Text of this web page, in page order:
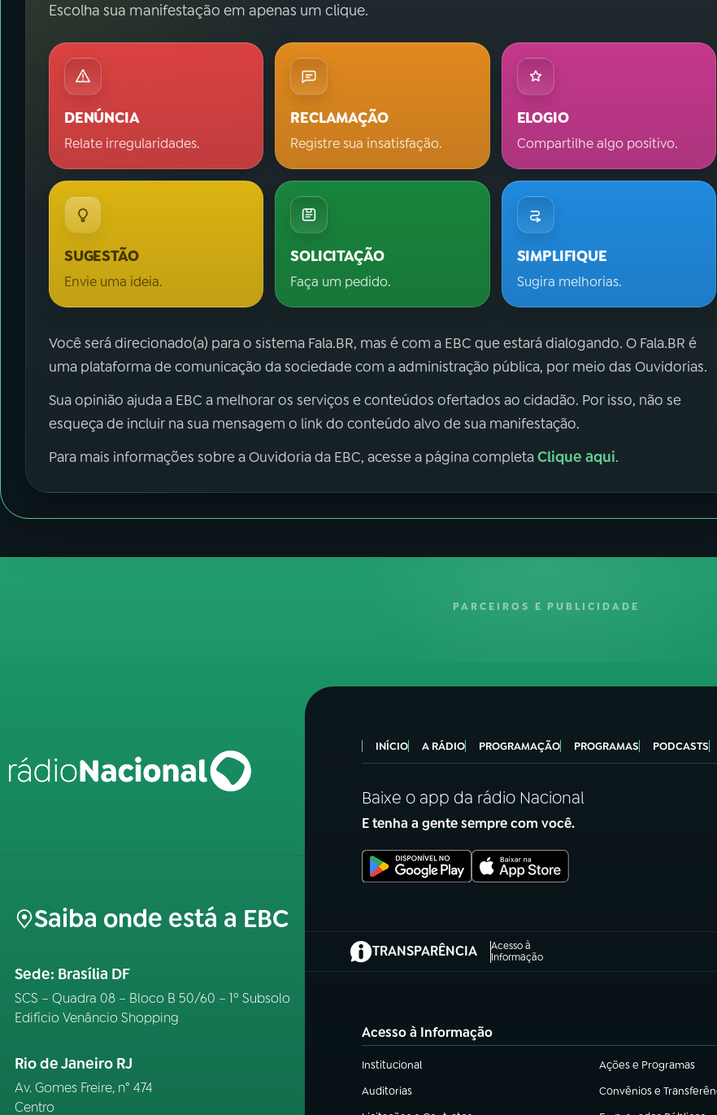
Escolha sua manifestação em apenas um clique.
DENÚNCIA
Relate irregularidades.
RECLAMAÇÃO
Registre sua insatisfação.
ELOGIO
Compartilhe algo positivo.
SUGESTÃO
Envie uma ideia.
SOLICITAÇÃO
Faça um pedido.
SIMPLIFIQUE
Sugira melhorias.
Você será direcionado(a) para o sistema Fala.BR, mas é com a EBC que estará dialogando. O Fala.BR é
uma plataforma de comunicação da sociedade com a administração pública, por meio das Ouvidorias.
Sua opinião ajuda a EBC a melhorar os serviços e conteúdos ofertados ao cidadão. Por isso, não se
esqueça de incluir na sua mensagem o link do conteúdo alvo de sua manifestação.
Para mais informações sobre a Ouvidoria da EBC, acesse a página completaClique aqui.
PARCEIROS E PUBLICIDADE
Saiba onde está a EBC
Sede: Brasília DF
SCS – Quadra 08 – Bloco B 50/60 – 1º Subsolo
Edifício Venâncio Shopping
Rio de Janeiro RJ
Av. Gomes Freire, n° 474
Centro
INÍCIO A RÁDIO PROGRAMAÇÃO PROGRAMAS PODCASTS
Baixe o app da rádio Nacional
E tenha a gente sempre com você.
TRANSPARÊNCIA
Acesso à
Informação
(abre em nova aba)
Acesso à Informação
Institucional
(abre em nova aba) Ações e Programas
(abre em nova aba)
Auditorias
(abre em nova aba) Convênios e
(abre em nova aba)